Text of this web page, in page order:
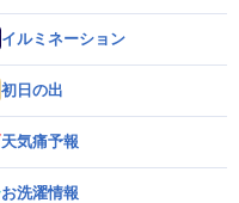
イルミネーション
初日の出
天気痛予報
お洗濯情報